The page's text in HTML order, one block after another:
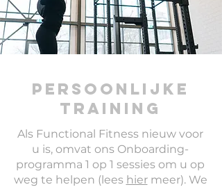
Persoonlijke
training
Als Functional Fitness nieuw voor
u is, omvat ons Onboarding-
programma 1 op 1 sessies om u op
weg te helpen (lees hiermeer). We